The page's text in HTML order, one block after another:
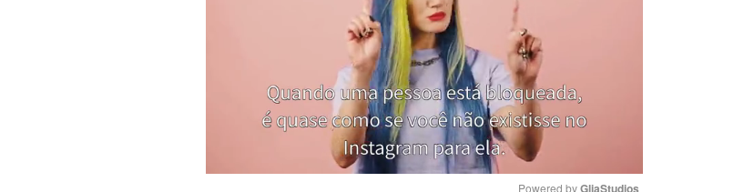
Powered by GliaStudios